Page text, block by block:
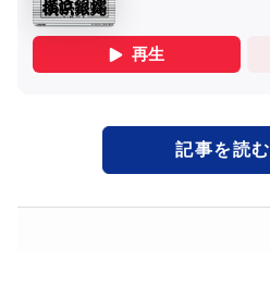
記事を読む